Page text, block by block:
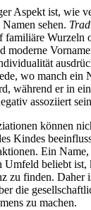
Aspekt ist, wie
sehen.
familiäre Wurzeln
moderne
wo manch ein
während er in
assoziiert
können
Kindes
Ein
Umfeld beliebt ist,
zu finden. Daher
die
zu machen.